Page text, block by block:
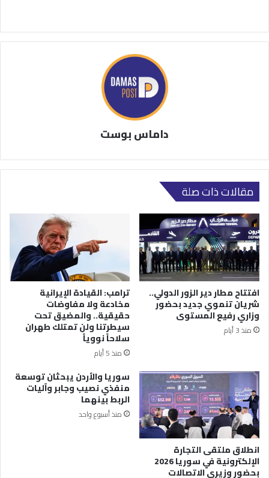
داماس بوست
مقالات ذات صلة
افتتاح مطار دير الزور الدولي..
شريان تنموي جديد بحضور
وزاري رفيع المستوى
منذ 3 أيام
ترامب: القيادة الإيرانية
مخادعة ولا مفاوضات
حقيقية.. والمضيق تحت
سيطرتنا ولن تمتلك طهران
سلاحاً نووياً
منذ 5 أيام
انطلاق ملتقى التجارة
الإلكترونية في سوريا 2026
بحضور وزيري الاتصالات
سوريا والأردن يبحثان توسعة
منفذي نصيب وجابر وآليات
الربط بينهما
منذ أسبوع واحد